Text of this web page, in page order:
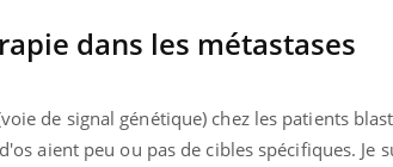
dans les métastases
de signal génétique) chez les patients
aient peu ou pas de cibles spécifiques. Je